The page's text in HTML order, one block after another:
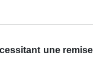
une remise